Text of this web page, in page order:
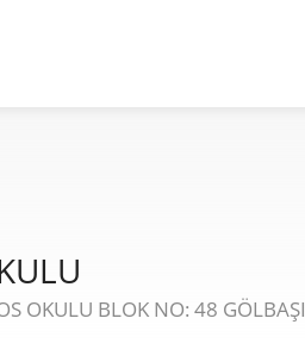
OKULU BLOK NO: 48 GÖLBAŞI